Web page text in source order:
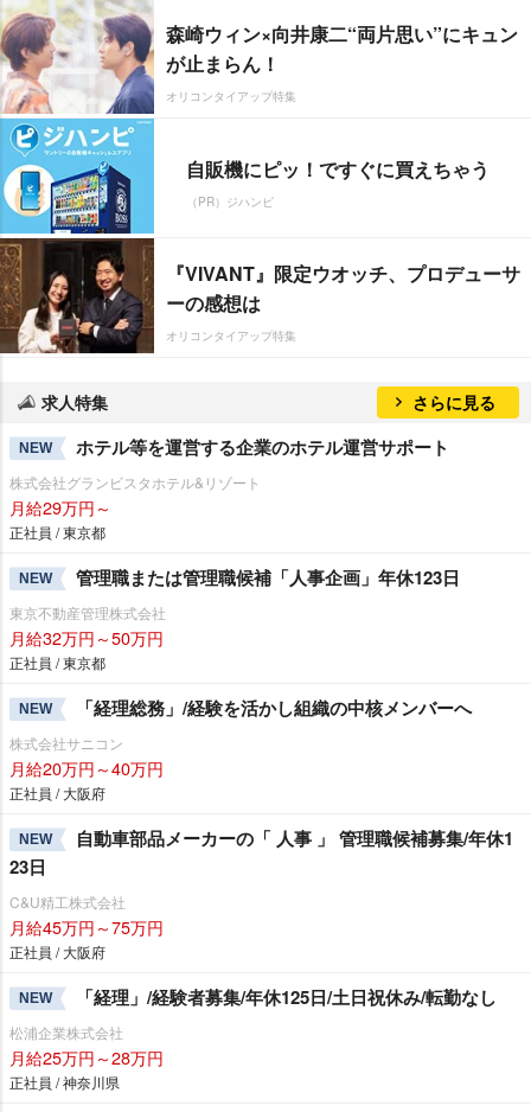
森崎ウィン×向井康二“両片思い”にキュン
が止まらん！
オリコンタイアップ特集
自販機にピッ！ですぐに買えちゃう
（PR）ジハンピ
『VIVANT』限定ウオッチ、プロデューサ
ーの感想は
オリコンタイアップ特集
求人特集 さらに見る
NEW ホテル等を運営する企業のホテル運営サポート
株式会社グランビスタホテル&リゾート
月給29万円～
正社員 / 東京都
NEW 管理職または管理職候補「人事企画」年休123日
東京不動産管理株式会社
月給32万円～50万円
正社員 / 東京都
NEW 「経理総務」/経験を活かし組織の中核メンバーへ
株式会社サニコン
月給20万円～40万円
正社員 / 大阪府
NEW
自動車部品メーカーの「 人事 」 管理職候補募集/年休1
23日
C&U精工株式会社
月給45万円～75万円
正社員 / 大阪府
NEW 「経理」/経験者募集/年休125日/土日祝休み/転勤なし
松浦企業株式会社
月給25万円～28万円
正社員 / 神奈川県